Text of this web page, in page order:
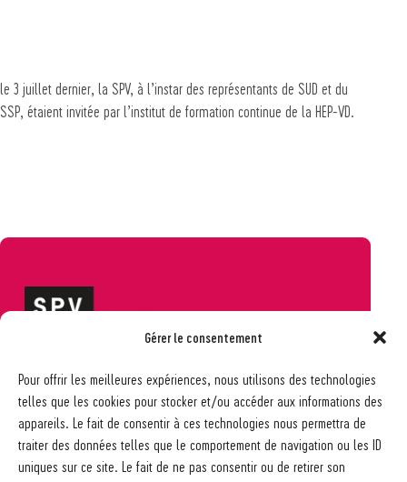
Gérer le consentement
Pour offrir les meilleures expériences, nous utilisons des technologies
telles que les cookies pour stocker et/ou accéder aux informations des
appareils. Le fait de consentir à ces technologies nous permettra de
traiter des données telles que le comportement de navigation ou les ID
uniques sur ce site. Le fait de ne pas consentir ou de retirer son
le 3 juillet dernier, la SPV, à l’instar des représentants de SUD et du
SSP, étaient invitée par l’institut de formation continue de la HEP-VD.
Ch. des Allinges 2
1006 Lausanne
021 617 65 59
info@spv-vd.ch
FAQ